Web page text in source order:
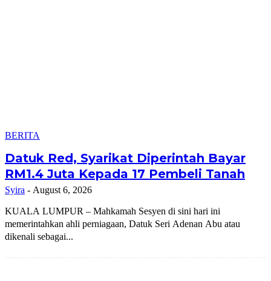
BERITA
Datuk Red, Syarikat Diperintah Bayar
RM1.4 Juta Kepada 17 Pembeli Tanah
Syira - August 6, 2026
KUALA LUMPUR – Mahkamah Sesyen di sini hari ini
memerintahkan ahli perniagaan, Datuk Seri Adenan Abu atau
dikenali sebagai...